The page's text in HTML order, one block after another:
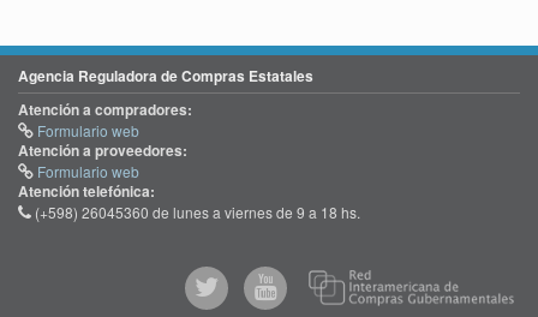
Agencia Reguladora de Compras Estatales
Atención a compradores:
Formulario web
Atención a proveedores:
Formulario web
Atención telefónica:
(+598) 26045360 de lunes a viernes de 9 a 18 hs.
@comprasgubuy
ACCE